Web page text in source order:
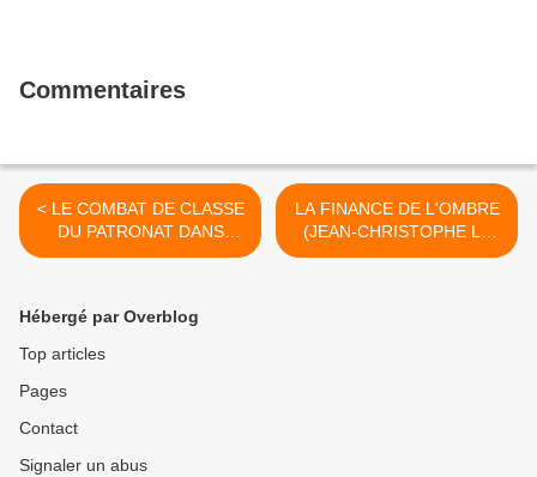
Commentaires
< LE COMBAT DE CLASSE
DU PATRONAT DANS
L'INDUSTRIE TEXTILE EN
– L’HUMANITE DU
VENDREDI 17 DECEMBRE
LA FINANCE DE L'OMBRE
(JEAN-CHRISTOPHE LE
DUIGOU – L’HUMANITE
Hébergé par Overblog
Top articles
Pages
Contact
Signaler un abus